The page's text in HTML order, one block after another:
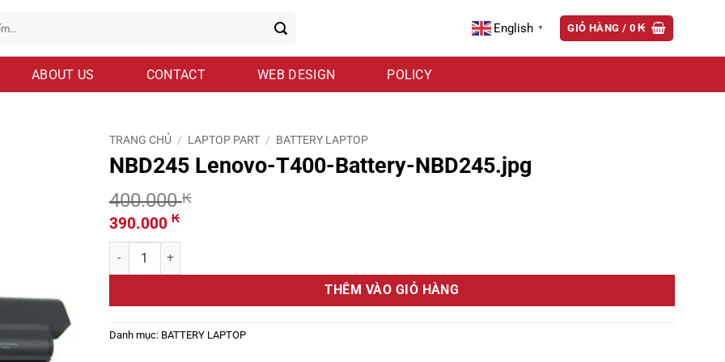
English ▼ GIỎ HÀNG / 0₭
ABOUT US CONTACT WEB DESIGN POLICY
TRANG CHỦ / LAPTOP PART / BATTERY LAPTOP
NBD245 Lenovo-T400-Battery-NBD245.jpg
400.000₭
Giá
gốc
là:
400.000 ₭.
390.000 ₭Giá
hiện
là:
NBD245 Lenovo-T400-Battery-NBD245.jpg số lượng
THÊM VÀO GIỎ HÀNG
Danh mục: BATTERY LAPTOP